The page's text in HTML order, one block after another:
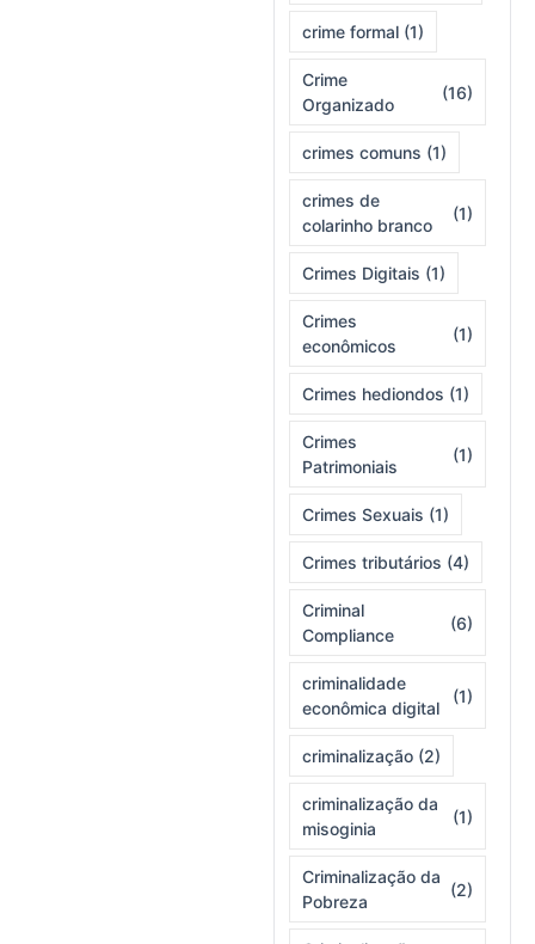
crime formal (1)
Crime
Organizado
(16)
crimes comuns (1)
crimes de
colarinho branco
(1)
Crimes Digitais (1)
Crimes
econômicos
(1)
Crimes hediondos (1)
Crimes
Patrimoniais
(1)
Crimes Sexuais (1)
Crimes tributários (4)
Criminal
Compliance
(6)
criminalidade
econômica digital
(1)
criminalização (2)
criminalização da
misoginia
(1)
Criminalização da
Pobreza
(2)